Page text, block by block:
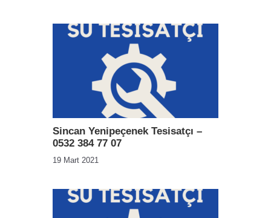
Sincan Yenipeçenek Tesisatçı –
0532 384 77 07
19 Mart 2021